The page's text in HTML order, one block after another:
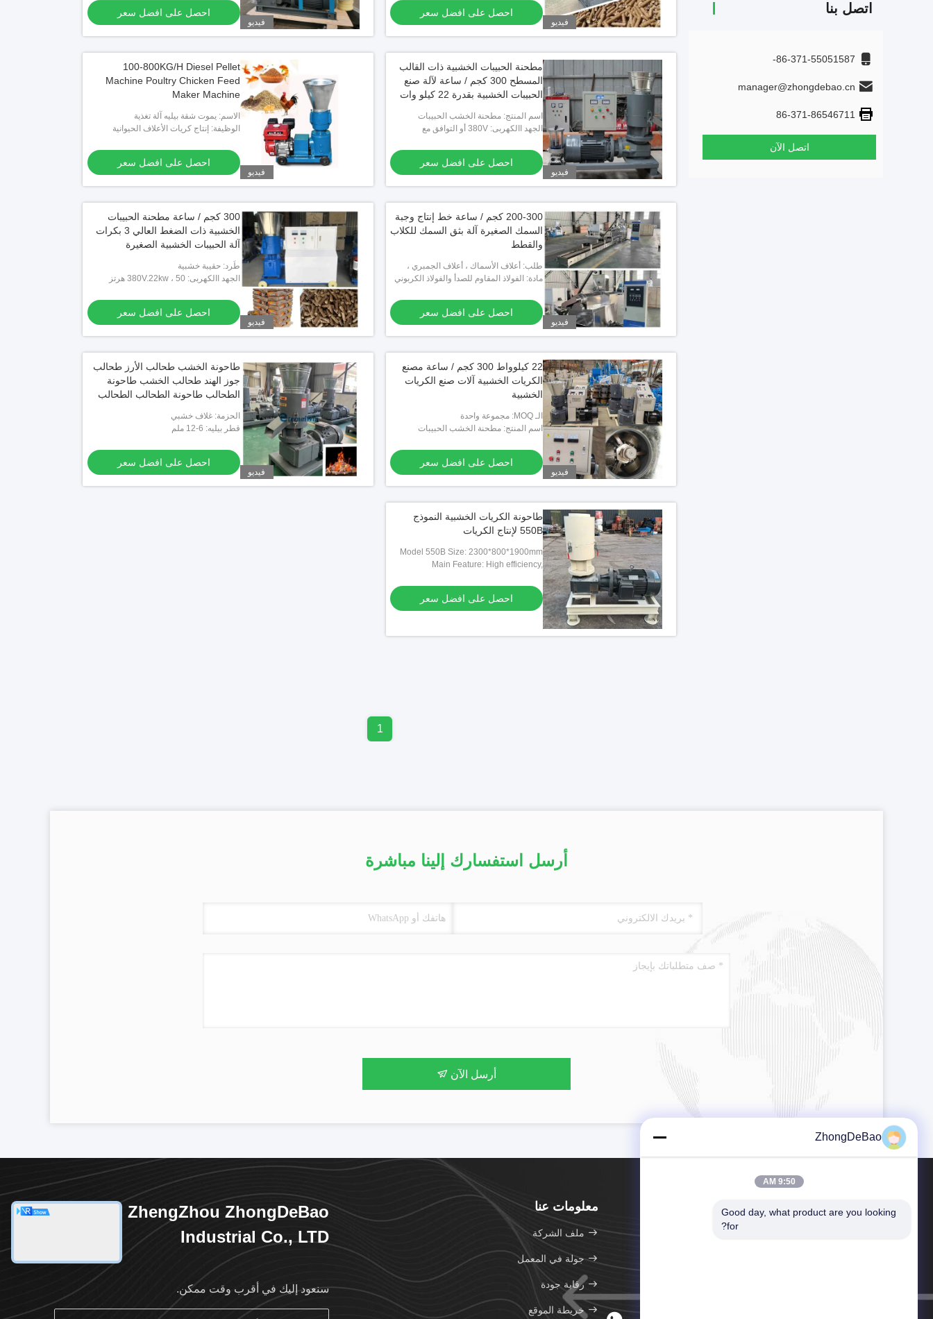
اتصل بنا
86-371-55051587-
manager@zhongdebao.cn
86-371-86546711
اتصل الآن
فيديو
احصل على افضل سعر
فيديو
احصل على افضل سعر
فيديو
مطحنة الحبيبات الخشبية ذات القالب
المسطح 300 كجم / ساعة لآلة صنع
الحبيبات الخشبية بقدرة 22 كيلو وات
اسم المنتج: مطحنة الخشب الحبيبات
الجهد االكهربى: 380V أو التوافق مع
احصل على افضل سعر
فيديو
100-800KG/H Diesel Pellet
Machine Poultry Chicken Feed
Maker Machine
الاسم: يموت شقة بيليه آلة تغذية
الوظيفة: إنتاج كريات الأعلاف الحيوانية
احصل على افضل سعر
فيديو
200-300 كجم / ساعة خط إنتاج وجبة
السمك الصغيرة آلة بثق السمك للكلاب
والقطط
طلب: أعلاف الأسماك ، أعلاف الجمبري ،
أغذية القطط ، إلخ.
مادة: الفولاذ المقاوم للصدأ والفولاذ الكربوني
احصل على افضل سعر
فيديو
300 كجم / ساعة مطحنة الحبيبات
الخشبية ذات الضغط العالي 3 بكرات
آلة الحبيبات الخشبية الصغيرة
طَرد: حقيبة خشبية
الجهد االكهربى: 380V.22kw ، 50 هرتز
احصل على افضل سعر
فيديو
22 كيلوواط 300 كجم / ساعة مصنع
الكريات الخشبية آلات صنع الكريات
الخشبية
الـ MOQ: مجموعة واحدة
اسم المنتج: مطحنة الخشب الحبيبات
احصل على افضل سعر
فيديو
طاحونة الخشب طحالب الأرز طحالب
جوز الهند طحالب الخشب طاحونة
الطحالب طاحونة الطحالب الطحالب
الحزمة: غلاف خشبي
قطر بيليه: 6-12 ملم
احصل على افضل سعر
طاحونة الكريات الخشبية النموذج
550B لإنتاج الكريات
Model 550B Size: 2300*800*1900mm
Main Feature: High efficiency,
efficiency, Multifunctional
احصل على افضل سعر
1
أرسل استفسارك إلينا مباشرة
أرسل الآن
معلومات عنا
ملف الشركة
جولة في المعمل
رقابة جودة
خريطة الموقع
ZhengZhou ZhongDeBao
Industrial Co., LTD
سنعود إليك في أقرب وقت ممكن.
ZhongDeBao
9:50 AM
Good day, what product are you looking
for?